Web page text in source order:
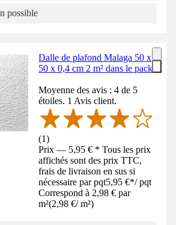
possible
Dalle de plafond Malaga 50 x
50 x 0,4 cm 2 m² dans le pack
Moyenne des avis : 4 de 5
étoiles. 1 Avis client.
(1)
Prix — 5,95 € * Tous les prix
affichés sont des prix TTC,
frais de livraison en sus si
nécessaire par pqt5,95 €*/ pqt
Correspond à 2,98 € par
m²(2,98 €/ m²)